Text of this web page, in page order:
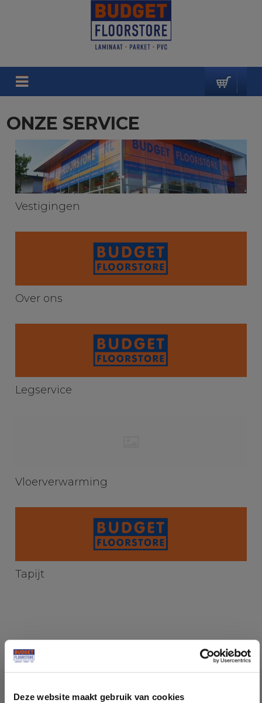
Deze website maakt gebruik van cookies
ONZE SERVICE
Vestigingen
Over ons
Legservice
Vloerverwarming
Tapijt